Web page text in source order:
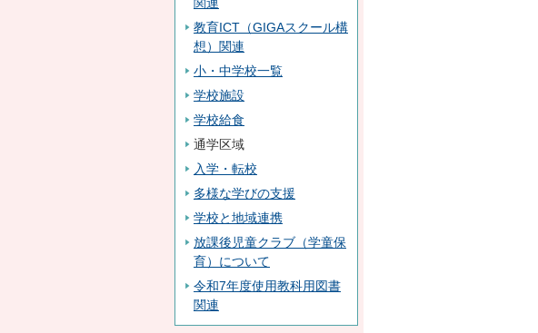
教育ICT（GIGAスクール構
想）関連
小・中学校一覧
学校施設
学校給食
通学区域
入学・転校
多様な学びの支援
学校と地域連携
放課後児童クラブ（学童保
育）について
令和7年度使用教科用図書
関連